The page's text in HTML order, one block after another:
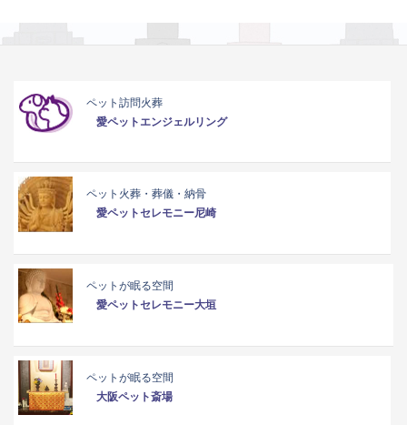
ペット訪問火葬
愛ペットエンジェルリング
ペット火葬・葬儀・納骨
愛ペットセレモニー尼崎
ペットが眠る空間
愛ペットセレモニー大垣
ペットが眠る空間
大阪ペット斎場